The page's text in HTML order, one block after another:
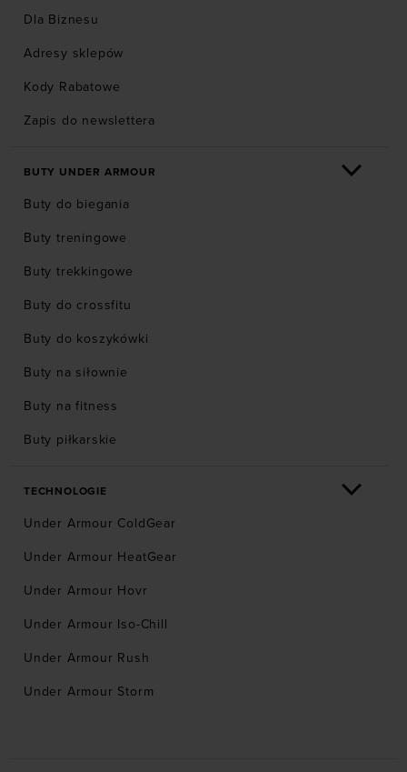
Dla Biznesu
Adresy sklepów
Kody Rabatowe
Zapis do newslettera
BUTY UNDER ARMOUR
Buty do biegania
Buty treningowe
Buty trekkingowe
Buty do crossfitu
Buty do koszykówki
Buty na siłownie
Buty na fitness
Buty piłkarskie
TECHNOLOGIE
Under Armour ColdGear
Under Armour HeatGear
Under Armour Hovr
Under Armour Iso-Chill
Under Armour Rush
Under Armour Storm